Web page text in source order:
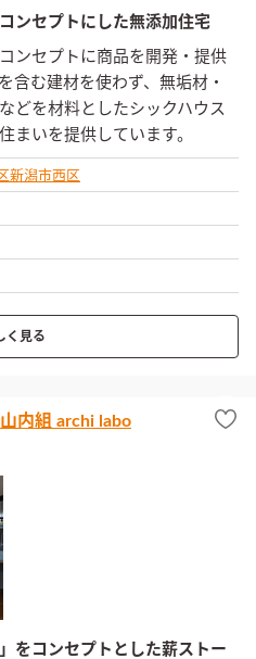
ンセプトにした無添加住宅
ンセプトに商品を開発・提供
含む建材を使わず、無垢材・
どを材料としたシックハウス
まいを提供しています。
新潟市西区
く見る
内組 archi labo
をコンセプトとした薪ストー